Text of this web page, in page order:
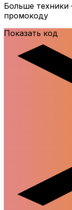
Больше
промокоду
Показать код